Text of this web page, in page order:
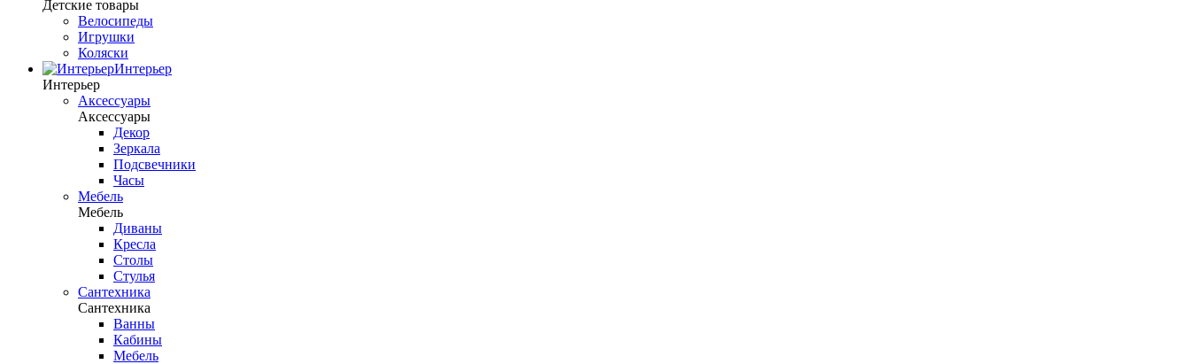
Детские товары
Велосипеды
Игрушки
Коляски
Интерьер
Интерьер
Аксессуары
Аксессуары
Декор
Зеркала
Подсвечники
Часы
Мебель
Мебель
Диваны
Кресла
Столы
Стулья
Сантехника
Сантехника
Ванны
Кабины
Мебель